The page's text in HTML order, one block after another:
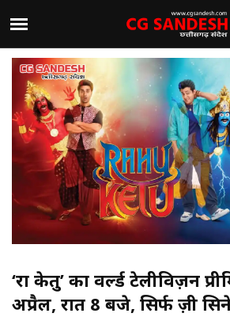
‘राहु केतु’ का वर्ल्ड टेलीविज़न
अप्रैल, रात 8 बजे, सिर्फ ज़ी